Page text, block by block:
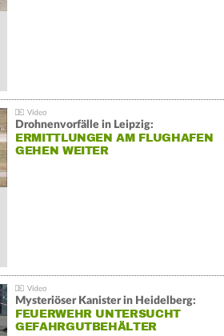
Drohnenvorfälle in Leipzig:
ERMITTLUNGEN AM FLUGHAFEN
GEHEN WEITER
Mysteriöser Kanister in Heidelberg:
FEUERWEHR UNTERSUCHT
GEFAHRGUTBEHÄLTER